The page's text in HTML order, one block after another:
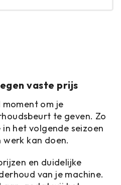
vaste prijs
om je
te geven. Zo
het volgende seizoen
kan doen.
en duidelijke
van je machine.